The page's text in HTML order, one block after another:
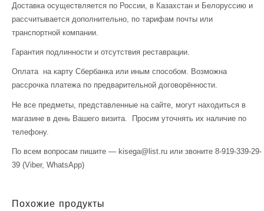
Доставка осуществляется по России, в Казахстан и Белоруссию и
рассчитывается дополнительно, по тарифам почты или
транспортной компании.
Гарантия подлинности и отсутствия реставрации.
Оплата на карту Сбербанка или иным способом. Возможна
рассрочка платежа по предварительной договорённости.
Не все предметы, представленные на сайте, могут находиться в
магазине в день Вашего визита. Просим уточнять их наличие по
телефону.
По всем вопросам пишите — kisega@list.ru или звоните 8-919-339-29-
39 (Viber, WhatsApp)
Похожие продукты